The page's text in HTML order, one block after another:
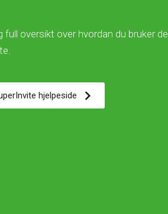
oversikt over hvordan du bruker de
hjelpeside